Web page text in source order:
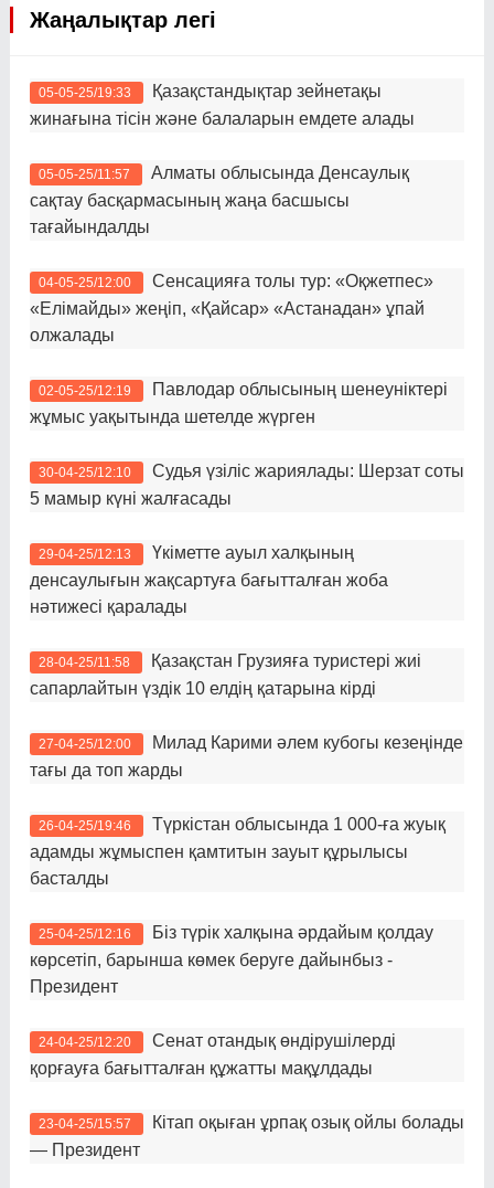
Жаңалықтар легі
05-05-25/19:33
Қазақстандықтар зейнетақы
жинағына тісін және балаларын емдете алады
05-05-25/11:57
Алматы облысында Денсаулық
сақтау басқармасының жаңа басшысы
тағайындалды
04-05-25/12:00
Сенсацияға толы тур: «Оқжетпес»
«Елімайды» жеңіп, «Қайсар» «Астанадан» ұпай
олжалады
02-05-25/12:19
Павлодар облысының шенеуніктері
жұмыс уақытында шетелде жүрген
30-04-25/12:10
Судья үзіліс жариялады: Шерзат соты
5 мамыр күні жалғасады
29-04-25/12:13
Үкіметте ауыл халқының
денсаулығын жақсартуға бағытталған жоба
нәтижесі қаралады
28-04-25/11:58
Қазақстан Грузияға туристері жиі
сапарлайтын үздік 10 елдің қатарына кірді
27-04-25/12:00
Милад Карими әлем кубогы кезеңінде
тағы да топ жарды
26-04-25/19:46
Түркістан облысында 1 000-ға жуық
адамды жұмыспен қамтитын зауыт құрылысы
басталды
25-04-25/12:16
Біз түрік халқына әрдайым қолдау
көрсетіп, барынша көмек беруге дайынбыз -
Президент
24-04-25/12:20
Сенат отандық өндірушілерді
қорғауға бағытталған құжатты мақұлдады
23-04-25/15:57
Кітап оқыған ұрпақ озық ойлы болады
— Президент